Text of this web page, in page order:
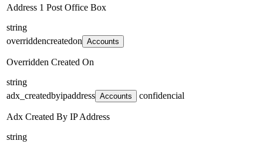
Address 1 Post Office Box
string
overriddencreatedon Accounts
Overridden Created On
string
adx_createdbyipaddress Accounts confidencial
Adx Created By IP Address
string